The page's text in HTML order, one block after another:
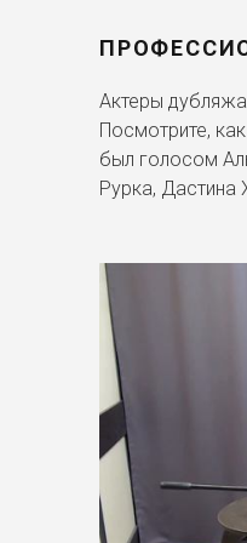
Актеры
Посмотрите,
был голосом
Рурка,